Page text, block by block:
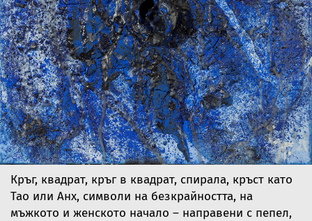
Кръг, квадрат, кръг в квадрат, спирала, кръст като
Тао или Анх, символи на безкрайността, на
мъжкото и женското начало – направени с пепел,